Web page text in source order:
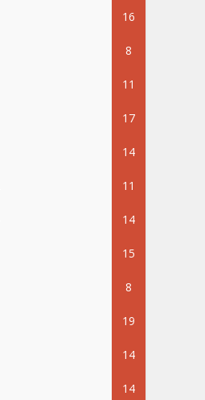
16
8
11
17
14
11
14
15
8
19
14
14